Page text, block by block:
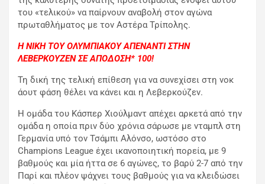
του «τελικού» να παίρνουν αναβολή στον αγώνα
πρωταθλήματος με τον Αστέρα Τρίπολης.
H ΝΙΚΗ ΤΟΥ ΟΛΥΜΠΙΑΚΟΥ ΑΠΕΝΑΝΤΙ ΣΤΗΝ
ΛΕΒΕΡΚΟΥΖΕΝ ΣΕ ΑΠΟΔΟΣΗ* 100!
Τη δική της τελική επίθεση για να συνεχίσει στη νοκ
άουτ φάση θέλει να κάνει και η Λεβερκούζεν.
Η ομάδα του Κάσπερ Χιούλμαντ απέχει αρκετά από την
ομάδα η οποία πριν δύο χρόνια σάρωσε με νταμπλ στη
Γερμανία υπό τον Τσάμπι Αλόνσο, ωστόσο στο
Champions League έχει ικανοποιητική πορεία, με 9
βαθμούς και μία ήττα σε 6 αγώνες, το βαρύ 2-7 από την
Παρί και πλέον ψάχνει τους βαθμούς για να κλειδώσει